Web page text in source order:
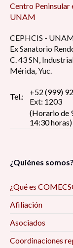
Centro Peninsular
UNAM
CEPHCIS -
Ex Sanatorio
C. 43 SN,
Mérida, Yuc.
Tel.:
+52 (999)
Ext: 1203
(Horario de
14:30 horas)
¿Quiénes somos?
¿Qué es
Afiliación
Asociados
Coordinaciones